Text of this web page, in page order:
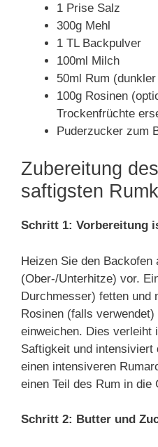
1 Prise Salz
300g Mehl
1 TL Backpulver
100ml Milch
50ml Rum
100g Rosinen
Trockenfrüchte
Puderzucker zum
Zubereitung
saftigsten
Schritt 1: Vorbereitung
Heizen Sie den Backofen
(Ober-/Unterhitze) vor.
Durchmesser) fetten und
Rosinen (falls
einweichen. Dies verleiht
Saftigkeit und
einen intensiveren
einen Teil des Rum in die
Schritt 2: Butter und